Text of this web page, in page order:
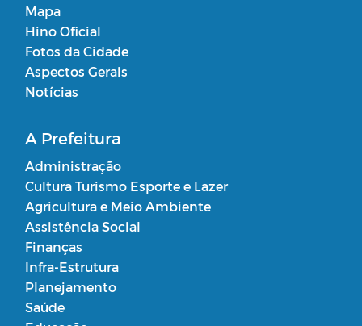
Mapa
Hino Oficial
Fotos da Cidade
Aspectos Gerais
Notícias
A Prefeitura
Administração
Cultura Turismo Esporte e Lazer
Agricultura e Meio Ambiente
Assistência Social
Finanças
Infra-Estrutura
Planejamento
Saúde